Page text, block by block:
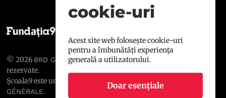
© 2026 BRD GROUPE SOCIÉTÉ GÉNÉRALE
rezervate.
Școala9 este un proiect susținut de
BRD GROUPE SOCIÉTÉ
GÉNÉRALE.
cookie-uri
Acest site web folosește cookie-uri
pentru a îmbunătăți experiența
generală a utilizatorului.
Doar esențiale